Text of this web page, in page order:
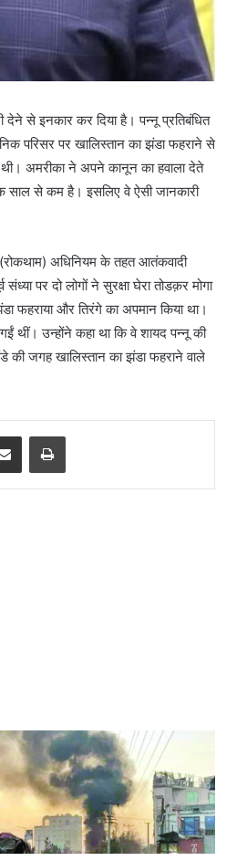
से इनकार कर दिया है। पन्नू प्रतिबंधित
परिसर पर खालिस्तान का झंडा फहराने से
अमरीका ने अपने कानून का हवाला देते
से कम है। इसलिए वे ऐसी जानकारी
अधिनियम के तहत आतंकवादी
पर दो लोगों ने सुरक्षा घेरा तोडक़र मोगा
फहराया और तिरंगे का अपमान किया था।
थीं। उन्होंने कहा था कि वे शायद पन्नू की
की जगह खालिस्तान का झंडा फहराने वाले